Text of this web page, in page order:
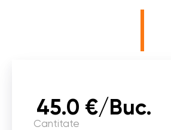
45.0 €/Buc.
Cantitate